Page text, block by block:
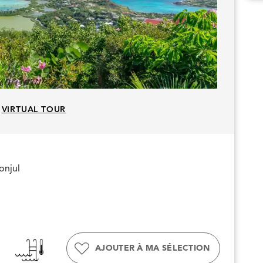
VIRTUAL TOUR
AJOUTER À MA SÉLECTION